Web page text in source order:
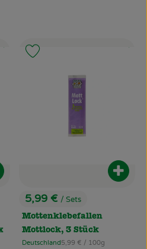
zum Warenkorb
, Verband:
.
, Preis:
5,99 € / Sets
Mottenklebefallen
Mottlock, 3 Stück
, Herkunft:
Deutschland, Referenzpreis:
5,99 € / 100g
.